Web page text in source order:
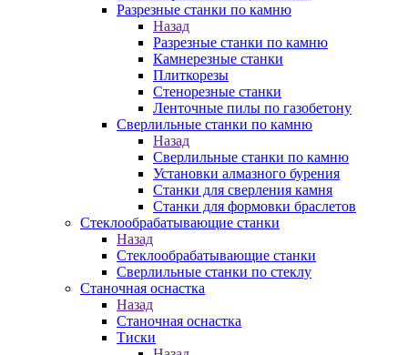
Разрезные станки по камню
Назад
Разрезные станки по камню
Камнерезные станки
Плиткорезы
Стенорезные станки
Ленточные пилы по газобетону
Сверлильные станки по камню
Назад
Сверлильные станки по камню
Установки алмазного бурения
Станки для сверления камня
Станки для формовки браслетов
Стеклообрабатывающие станки
Назад
Стеклообрабатывающие станки
Сверлильные станки по стеклу
Станочная оснастка
Назад
Станочная оснастка
Тиски